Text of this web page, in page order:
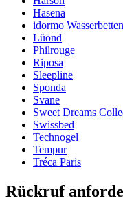
Hasena
idormo Wasserbetten
Lüönd
Philrouge
Riposa
Sleepline
Sponda
Svane
Sweet Dreams
Swissbed
Technogel
Tempur
Tréca Paris
Rückruf